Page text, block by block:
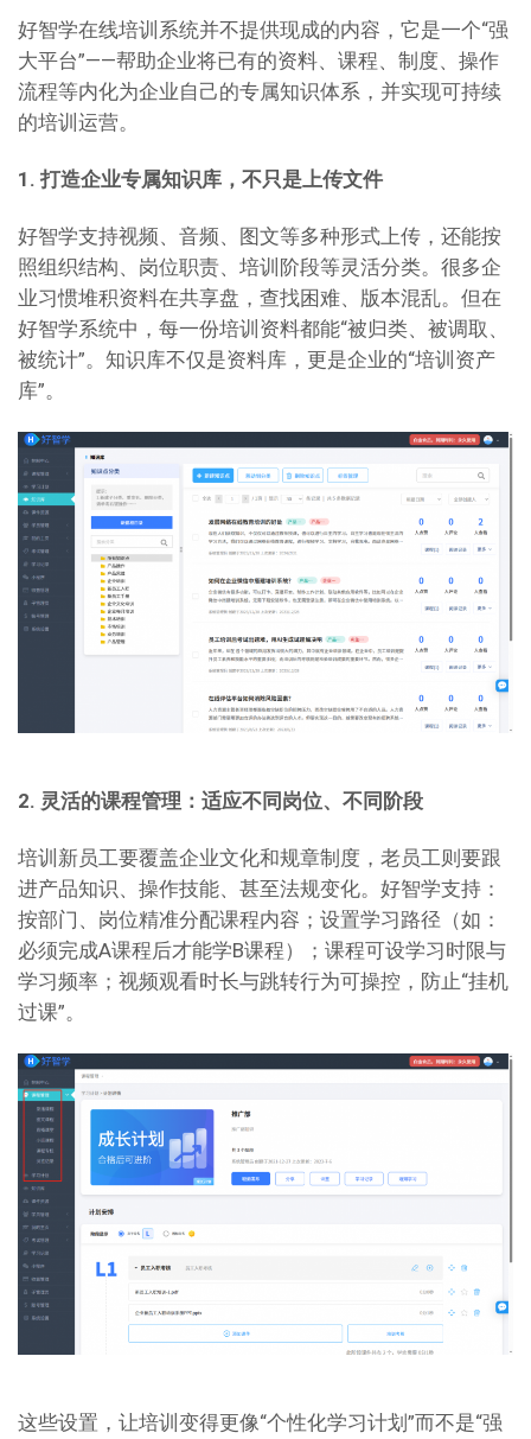
好智学在线培训系统并不提供现成的内容，它是一个“强
大平台”——帮助企业将已有的资料、课程、制度、操作
流程等内化为企业自己的专属知识体系，并实现可持续
的培训运营。
1. 打造企业专属知识库，不只是上传文件
好智学支持视频、音频、图文等多种形式上传，还能按
照组织结构、岗位职责、培训阶段等灵活分类。很多企
业习惯堆积资料在共享盘，查找困难、版本混乱。但在
好智学系统中，每一份培训资料都能“被归类、被调取、
被统计”。知识库不仅是资料库，更是企业的“培训资产
库”。
2. 灵活的课程管理：适应不同岗位、不同阶段
培训新员工要覆盖企业文化和规章制度，老员工则要跟
进产品知识、操作技能、甚至法规变化。好智学支持：
按部门、岗位精准分配课程内容；设置学习路径（如：
必须完成A课程后才能学B课程）；课程可设学习时限与
学习频率；视频观看时长与跳转行为可操控，防止“挂机
过课”。
这些设置，让培训变得更像“个性化学习计划”而不是“强